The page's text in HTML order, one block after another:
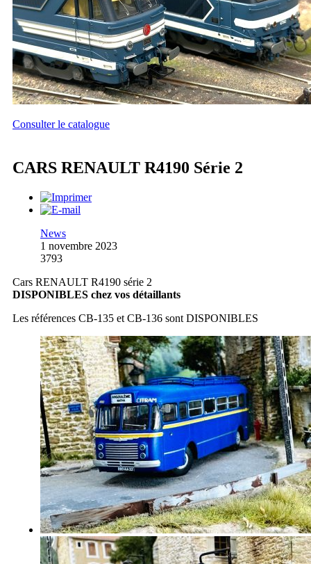
Consulter le catalogue
CARS RENAULT R4190 Série 2
News
1 novembre 2023
3793
Cars RENAULT R4190 série 2
DISPONIBLES chez vos détaillants
Les références CB-135 et CB-136 sont DISPONIBLES